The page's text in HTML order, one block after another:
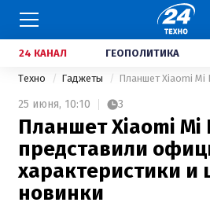
24 КАНАЛ ГЕОПОЛИТИКА
Техно Гаджеты
25 июня, 10:10 3
Планшет Xiaomi Mi
представили
характеристики и
новинки